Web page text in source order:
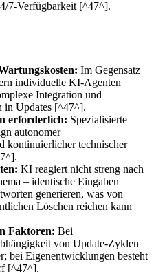
7-Verfügbarkeit [^47^].
Im Gegensatz
individuelle KI-Agenten
Integration und
in Updates [^47^].
erforderlich: Spezialisierte
autonomer
kontinuierlicher technischer
KI reagiert nicht streng nach
– identische Eingaben
generieren, was von
Löschen reichen kann
Faktoren: Bei
von Update-Zyklen
bei Eigenentwicklungen besteht
[^47^].